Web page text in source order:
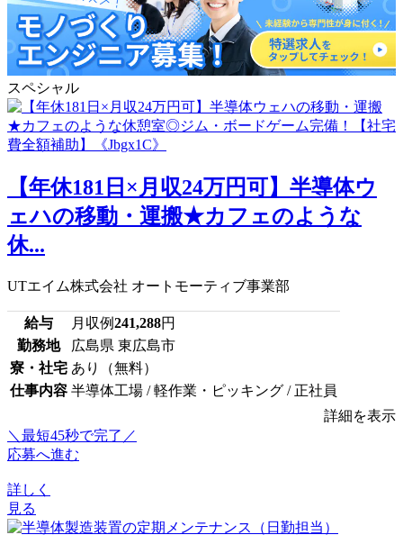
スペシャル
【年休181日×月収24万円可】半導体ウ
ェハの移動・運搬★カフェのような
休...
UTエイム株式会社 オートモーティブ事業部
給与 月収例241,288円
勤務地
広島県 東広島市
寮・社宅 あり（無料）
仕事内容 半導体工場 / 軽作業・ピッキング / 正社員
詳細を表示
＼最短45秒で完了／
応募へ進む
詳しく
見る